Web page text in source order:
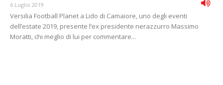
6 Luglio 2019
Versilia Football Planet a Lido di Camaiore, uno degli eventi
dell’estate 2019, presente l’ex presidente nerazzurro Massimo
Moratti, chi meglio di lui per commentare...